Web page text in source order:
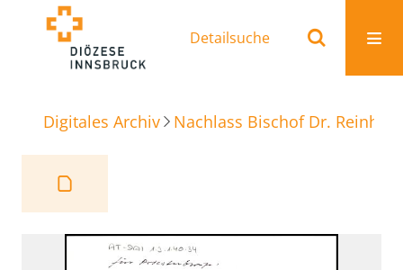
Detailsuche
Digitales Archiv Nachlass Bischof Dr.